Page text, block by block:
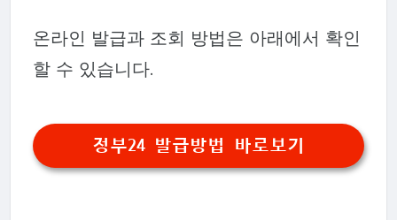
온라인 발급과 조회 방법은 아래에서 확인
할 수 있습니다.
정부24 발급방법 바로보기